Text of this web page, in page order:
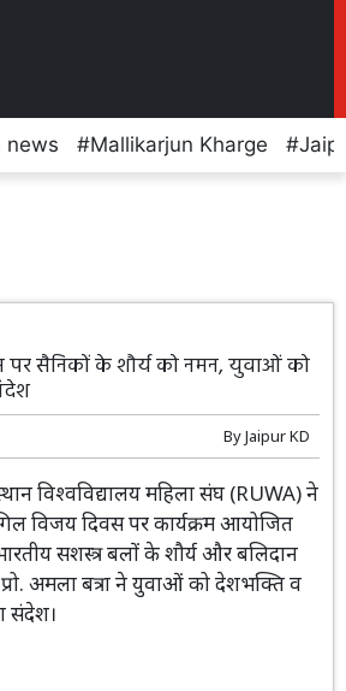
news Mallikarjun Kharge
सैनिकों के शौर्य को नमन, युवाओं को
ByJaipur KD
विश्वविद्यालय महिला संघ (RUWA) ने
विजय दिवस पर कार्यक्रम आयोजित
सशस्त्र बलों के शौर्य और बलिदान
प्रो. अमला बत्रा ने युवाओं को देशभक्ति व
संदेश।